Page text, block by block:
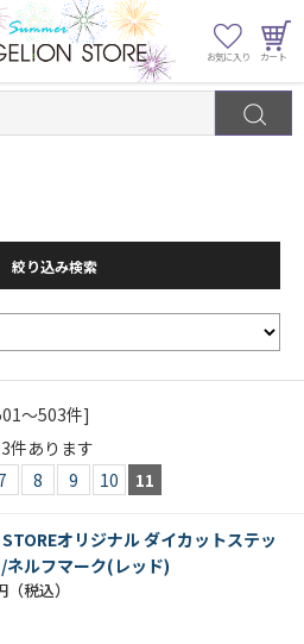
絞り込み検索
～503件]
件あります
7
8 9 10 11
STOREオリジナル ダイカットステッ
ネルフマーク(レッド)